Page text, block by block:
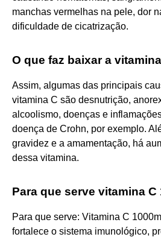
manchas vermelhas na pele, dor
dificuldade de cicatrização.
O que faz baixar a
Assim, algumas das principais
vitamina C são desnutrição,
alcoolismo, doenças e
doença de Crohn, por exemplo.
gravidez e a amamentação, há
dessa vitamina.
Para que serve vitamina C
Para que serve: Vitamina C
fortalece o sistema imunológico,